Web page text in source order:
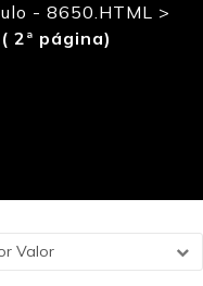
- 8650.HTML >
2ª página)
Valor